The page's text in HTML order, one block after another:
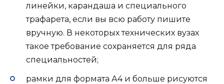
линейки, карандаша и специального
трафарета, если вы всю работу пишите
вручную. В некоторых технических вузах
такое требование сохраняется для ряда
специальностей;
рамки для формата А4 и больше рисуются